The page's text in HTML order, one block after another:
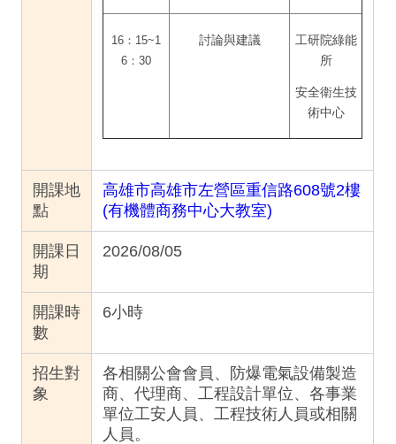
16：15~1
6：30
討論與建議
工研院綠能
所
安全衛生技
術中心
開課地
點
高雄市高雄市左營區重信路608號2樓
(有機體商務中心大教室)
開課日
期
2026/08/05
開課時
數
6小時
招生對
象
各相關公會會員、防爆電氣設備製造
商、代理商、工程設計單位、各事業
單位工安人員、工程技術人員或相關
人員。